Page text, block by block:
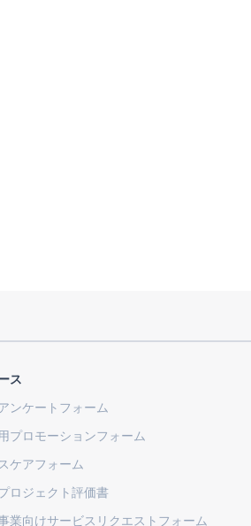
ス
ンケートフォーム
プロモーションフォーム
ケアフォーム
ロジェクト評価書
業向けサービスリクエストフォーム